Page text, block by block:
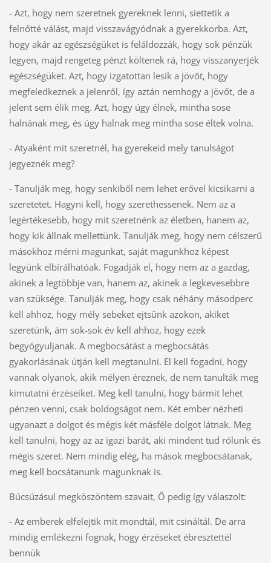
- Azt, hogy nem szeretnek gyereknek lenni, siettetik a
felnőtté válást, majd visszavágyódnak a gyerekkorba. Azt,
hogy akár az egészségüket is feláldozzák, hogy sok pénzük
legyen, majd rengeteg pénzt költenek rá, hogy visszanyerjék
egészségüket. Azt, hogy izgatottan lesik a jövőt, hogy
megfeledkeznek a jelenről, így aztán nemhogy a jövőt, de a
jelent sem élik meg. Azt, hogy úgy élnek, mintha sose
halnának meg, és úgy halnak meg mintha sose éltek volna.
- Atyaként mit szeretnél, ha gyerekeid mely tanulságot
jegyeznék meg?
- Tanulják meg, hogy senkiből nem lehet erővel kicsikarni a
szeretetet. Hagyni kell, hogy szerethessenek. Nem az a
legértékesebb, hogy mit szeretnénk az életben, hanem az,
hogy kik állnak mellettünk. Tanulják meg, hogy nem célszerű
másokhoz mérni magunkat, saját magunkhoz képest
legyünk elbírálhatóak. Fogadják el, hogy nem az a gazdag,
akinek a legtöbbje van, hanem az, akinek a legkevesebbre
van szüksége. Tanulják meg, hogy csak néhány másodperc
kell ahhoz, hogy mély sebeket ejtsünk azokon, akiket
szeretünk, ám sok-sok év kell ahhoz, hogy ezek
begyógyuljanak. A megbocsátást a megbocsátás
gyakorlásának útján kell megtanulni. El kell fogadni, hogy
vannak olyanok, akik mélyen éreznek, de nem tanulták meg
kimutatni érzéseiket. Meg kell tanulni, hogy bármit lehet
pénzen venni, csak boldogságot nem. Két ember nézheti
ugyanazt a dolgot és mégis két másféle dolgot látnak. Meg
kell tanulni, hogy az az igazi barát, aki mindent tud rólunk és
mégis szeret. Nem mindig elég, ha mások megbocsátanak,
meg kell bocsátanunk magunknak is.
Búcsúzásul megköszöntem szavait, Ő pedig így válaszolt:
- Az emberek elfelejtik mit mondtál, mit csináltál. De arra
mindig emlékezni fognak, hogy érzéseket ébresztettél
bennük